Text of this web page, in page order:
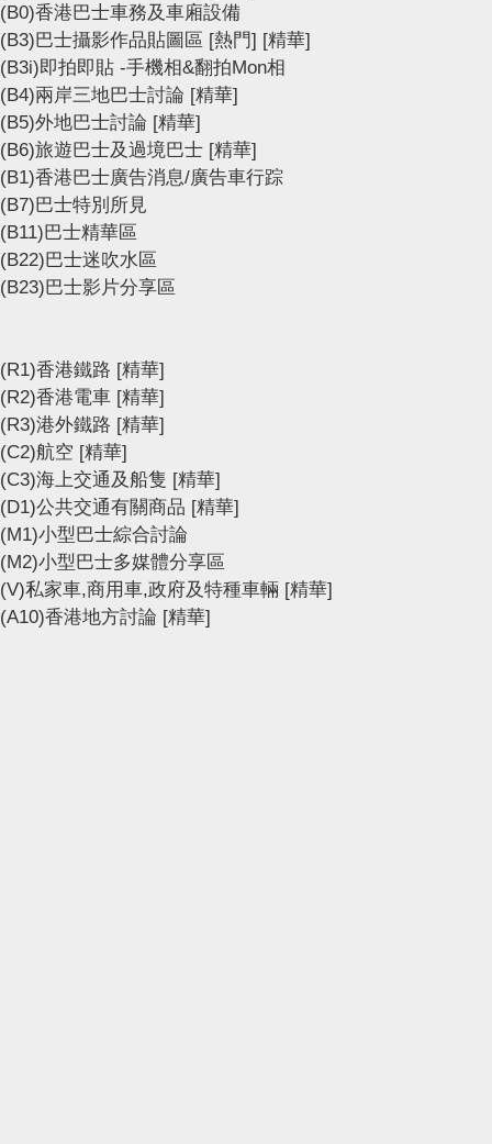
(B0)香港巴士車務及車廂設備
(B3)巴士攝影作品貼圖區 [熱門] [精華]
(B3i)即拍即貼 -手機相&翻拍Mon相
(B4)兩岸三地巴士討論 [精華]
(B5)外地巴士討論 [精華]
(B6)旅遊巴士及過境巴士 [精華]
(B1)香港巴士廣告消息/廣告車行踪
(B7)巴士特別所見
(B11)巴士精華區
(B22)巴士迷吹水區
(B23)巴士影片分享區
(R1)香港鐵路 [精華]
(R2)香港電車 [精華]
(R3)港外鐵路 [精華]
(C2)航空 [精華]
(C3)海上交通及船隻 [精華]
(D1)公共交通有關商品 [精華]
(M1)小型巴士綜合討論
(M2)小型巴士多媒體分享區
(V)私家車,商用車,政府及特種車輛 [精華]
(A10)香港地方討論 [精華]